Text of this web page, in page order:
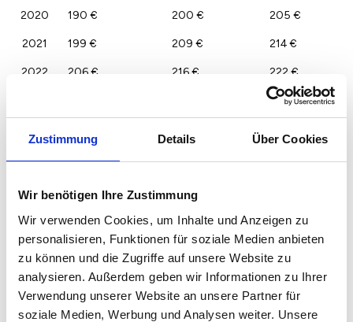
Zustimmung Details Über Cookies
Wir benötigen Ihre Zustimmung
Wir verwenden Cookies, um Inhalte und Anzeigen zu
personalisieren, Funktionen für soziale Medien anbieten
zu können und die Zugriffe auf unsere Website zu
analysieren. Außerdem geben wir Informationen zu Ihrer
Verwendung unserer Website an unsere Partner für
soziale Medien, Werbung und Analysen weiter. Unsere
2020 190 € 200 € 205 €
2021 199 € 209 € 214 €
2022 206 € 216 € 222 €
215 €